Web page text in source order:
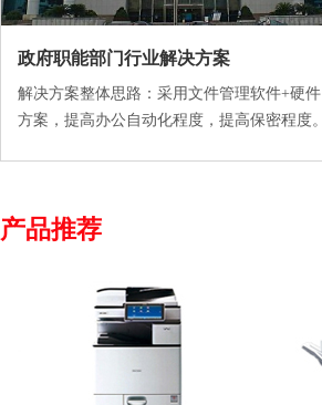
政府职能部门行业解决方案
解决方案整体思路：采用文件管理软件+硬件
方案，提高办公自动化程度，提高保密程度。
产品推荐